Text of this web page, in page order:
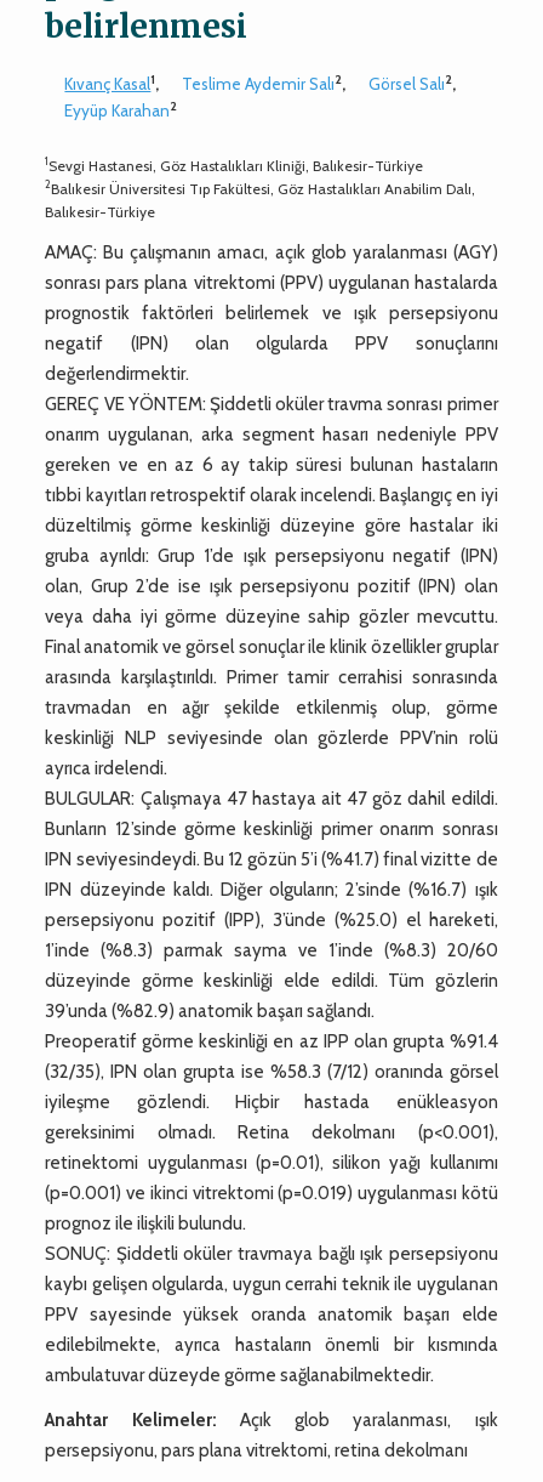
belirlenmesi
Kıvanç Kasal1, Teslime Aydemir Salı2, Görsel Salı2,
Eyyüp Karahan2
1Sevgi Hastanesi, Göz Hastalıkları Kliniği, Balıkesir-Türkiye
2Balıkesir Üniversitesi Tıp Fakültesi, Göz Hastalıkları Anabilim Dalı,
Balıkesir-Türkiye
AMAÇ: Bu çalışmanın amacı, açık glob yaralanması (AGY)
sonrası pars plana vitrektomi (PPV) uygulanan hastalarda
prognostik faktörleri belirlemek ve ışık persepsiyonu
negatif (IPN) olan olgularda PPV sonuçlarını
değerlendirmektir.
GEREÇ VE YÖNTEM: Şiddetli oküler travma sonrası primer
onarım uygulanan, arka segment hasarı nedeniyle PPV
gereken ve en az 6 ay takip süresi bulunan hastaların
tıbbi kayıtları retrospektif olarak incelendi. Başlangıç en iyi
düzeltilmiş görme keskinliği düzeyine göre hastalar iki
gruba ayrıldı: Grup 1’de ışık persepsiyonu negatif (IPN)
olan, Grup 2’de ise ışık persepsiyonu pozitif (IPN) olan
veya daha iyi görme düzeyine sahip gözler mevcuttu.
Final anatomik ve görsel sonuçlar ile klinik özellikler gruplar
arasında karşılaştırıldı. Primer tamir cerrahisi sonrasında
travmadan en ağır şekilde etkilenmiş olup, görme
keskinliği NLP seviyesinde olan gözlerde PPV’nin rolü
ayrıca irdelendi.
BULGULAR: Çalışmaya 47 hastaya ait 47 göz dahil edildi.
Bunların 12’sinde görme keskinliği primer onarım sonrası
IPN seviyesindeydi. Bu 12 gözün 5’i (%41.7) final vizitte de
IPN düzeyinde kaldı. Diğer olguların; 2’sinde (%16.7) ışık
persepsiyonu pozitif (IPP), 3’ünde (%25.0) el hareketi,
1’inde (%8.3) parmak sayma ve 1’inde (%8.3) 20/60
düzeyinde görme keskinliği elde edildi. Tüm gözlerin
39’unda (%82.9) anatomik başarı sağlandı.
Preoperatif görme keskinliği en az IPP olan grupta %91.4
(32/35), IPN olan grupta ise %58.3 (7/12) oranında görsel
iyileşme gözlendi. Hiçbir hastada enükleasyon
gereksinimi olmadı. Retina dekolmanı (p<0.001),
retinektomi uygulanması (p=0.01), silikon yağı kullanımı
(p=0.001) ve ikinci vitrektomi (p=0.019) uygulanması kötü
prognoz ile ilişkili bulundu.
SONUÇ: Şiddetli oküler travmaya bağlı ışık persepsiyonu
kaybı gelişen olgularda, uygun cerrahi teknik ile uygulanan
PPV sayesinde yüksek oranda anatomik başarı elde
edilebilmekte, ayrıca hastaların önemli bir kısmında
ambulatuvar düzeyde görme sağlanabilmektedir.
Anahtar Kelimeler: Açık glob yaralanması, ışık
persepsiyonu, pars plana vitrektomi, retina dekolmanı